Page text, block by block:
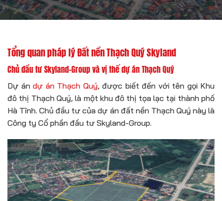
Tổng quan pháp lý Đất nền Thạch Quý Skyland
Chủ đầu tư Skyland-Group và vị thế dự án Thạch Quý
Dự án dự án Thạch Quý, được biết đến với tên gọi Khu
đô thị Thạch Quý, là một khu đô thị tọa lạc tại thành phố
Hà Tĩnh. Chủ đầu tư của dự án đất nền Thạch Quý này là
Công ty Cổ phần đầu tư Skyland-Group.